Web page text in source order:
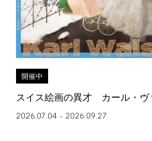
開催中
スイス絵画の異才 カール・ヴ
2026.07.04– 2026.09.27